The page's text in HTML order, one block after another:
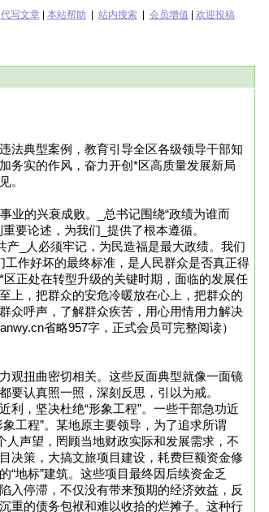
代写文章| 本站帮助 站内搜索| 会员增值 欢迎投稿
法典型案例，教育引导全区各级领导干部知
务实的作风，奋力开创*区高质量发展新局
。
业的兴衰成败。_总书记围绕“政绩为谁而
要论述，为我们_提供了根本遵循。
产_人必须牢记，为民造福是最大政绩。我们
作好坏的最终标准，是人民群众是否真正得
正处在转型升级的关键时期，面临的发展任
上，把群众的安危冷暖放在心上，把群众的
众呼声，了解群众疾苦，用心用情用力解决
省略957字，正式会员可完整阅读）
观扭曲密切相关。这些反面典型就像一面镜
要认真照一照，深刻反思，引以为戒。
利，坚决杜绝“形象工程”。一些干部急功近
象工程”。某地原主要领导，为了追求所谓
人声望，罔顾当地财政实际和发展需求，不
决策，大搞文旅项目建设，耗费巨额资金修
“地标”建筑。这些项目最终因后续资金乏
入停滞，不仅没有带来预期的经济效益，反
重的债务包袱和难以收拾的烂摊子。这种行